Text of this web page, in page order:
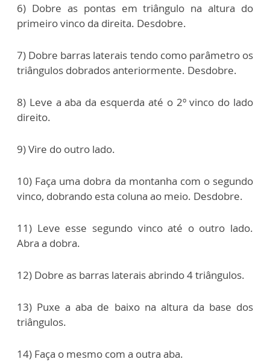
6) Dobre as pontas em triângulo na altura do
primeiro vinco da direita. Desdobre.
7) Dobre barras laterais tendo como parâmetro os
triângulos dobrados anteriormente. Desdobre.
8) Leve a aba da esquerda até o 2º vinco do lado
direito.
9) Vire do outro lado.
10) Faça uma dobra da montanha com o segundo
vinco, dobrando esta coluna ao meio. Desdobre.
11) Leve esse segundo vinco até o outro lado.
Abra a dobra.
12) Dobre as barras laterais abrindo 4 triângulos.
13) Puxe a aba de baixo na altura da base dos
triângulos.
14) Faça o mesmo com a outra aba.